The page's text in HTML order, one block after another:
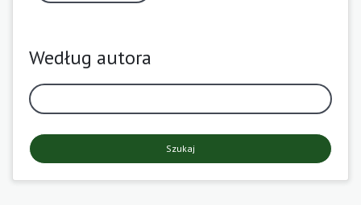
Według autora
Szukaj